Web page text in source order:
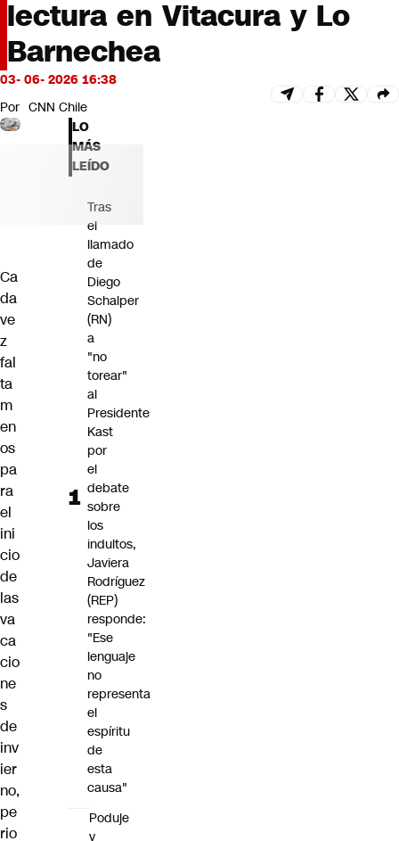
Opinión
lectura en Vitacura y Lo
Barnechea
03- 06- 2026 16:38
Por CNN Chile
Ca
da
ve
z
fal
ta
m
en
os
pa
ra
el
ini
cio
de
las
va
ca
cio
ne
s
de
inv
ier
no,
pe
rio
LO
MÁS
LEÍDO
Tras
el
llamado
de
Diego
Schalper
(RN)
a
"no
torear"
al
Presidente
Kast
por
el
debate
sobre
los
indultos,
Javiera
Rodríguez
(REP)
responde:
"Ese
lenguaje
no
representa
el
espíritu
de
esta
causa"
Poduje
y